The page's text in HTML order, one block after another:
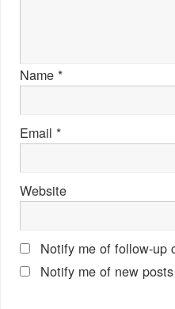
Name*
Email*
Website
Notify me of follow-up
Notify me of new